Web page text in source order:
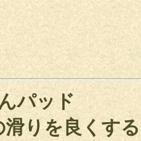
パッド
りを良くす